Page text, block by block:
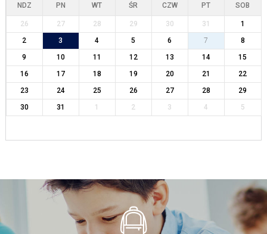
NDZ PN WT ŚR CZW PT SOB
26 27 28 29 30 31
1
2
3 4 5 6 7
8
9
10 11 12 13 14
15
16
17 18 19 20 21
22
23
24 25 26 27 28
29
30
31 1 2 3 4 5